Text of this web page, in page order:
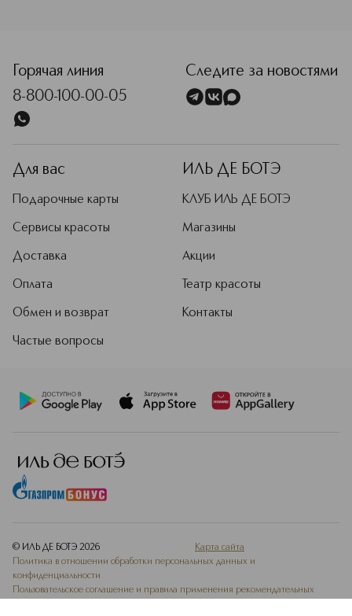
Горячая линия
8-800-100-00-05
Следите за новостями
Для вас
Подарочные карты
Сервисы красоты
Доставка
Оплата
Обмен и возврат
Частые вопросы
ИЛЬ ДЕ БОТЭ
КЛУБ ИЛЬ ДЕ БОТЭ
Магазины
Акции
Театр красоты
Контакты
© ИЛЬ ДЕ БОТЭ 2026
Карта сайта
Политика в отношении обработки персональных данных и
конфиденциальности
Пользовательское соглашение и правила применения рекомендательных